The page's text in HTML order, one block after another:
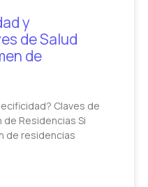
y
de Salud
de
Claves de
de Residencias Si
de residencias